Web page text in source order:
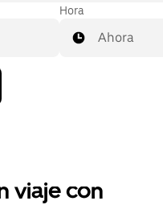
Hora
Ahora
viaje con